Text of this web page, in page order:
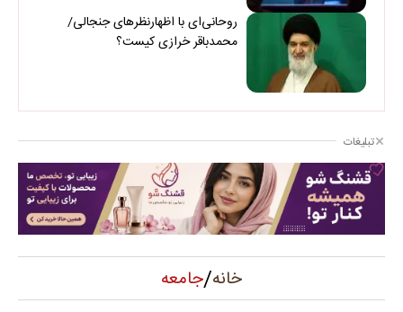
روحانی‌ای با اظهارنظرهای جنجالی/
محمدباقر خرازی کیست؟
تبلیغات
خانه/جامعه